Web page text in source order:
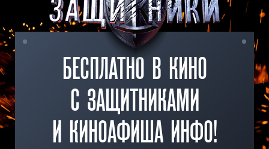
БЕСПЛАТНО В КИНО
С ЗАЩИТНИКАМИ
И КИНОАФИША ИНФО!